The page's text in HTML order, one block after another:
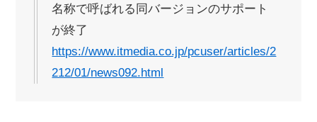
名称で呼ばれる同バージョンのサポート
が終了
https://www.itmedia.co.jp/pcuser/articles/2
212/01/news092.html